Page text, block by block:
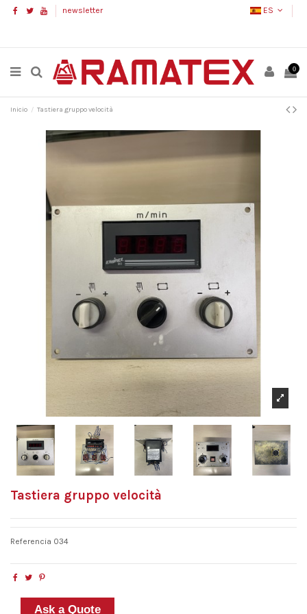
newsletter ES
0
Inicio Tastiera gruppo velocità
Tastiera gruppo velocità
Referencia 034
Ask a Quote